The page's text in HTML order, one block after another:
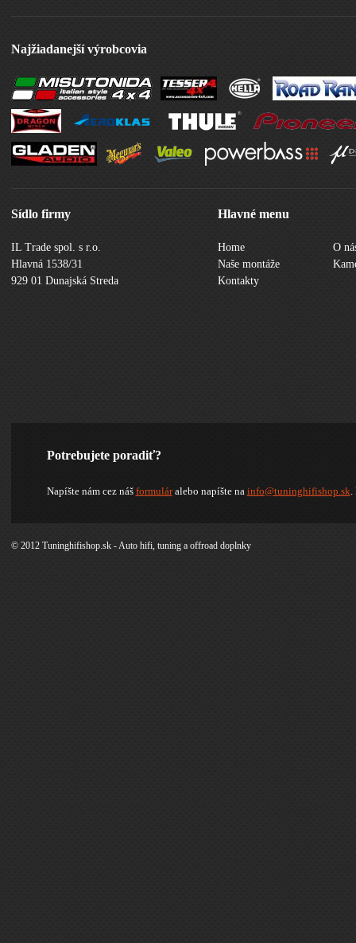
Najžiadanejší výrobcovia
Sídlo firmy
IL Trade spol. s r.o.
Hlavná 1538/31
929 01 Dunajská Streda
Hlavné menu
Home
O
Naše montáže
Kontakty
Potrebujete poradiť?
Napíšte nám cez náš formuláralebo napíšte na info@tuninghifishop.sk.
© 2012 Tuninghifishop.sk - Auto hifi, tuning a offroad doplnky